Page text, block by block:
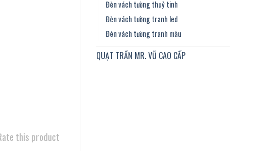
Đèn vách tường thuỷ tinh
Đèn vách tường tranh led
Đèn vách tường tranh màu
QUẠT TRẦN MR. VŨ CAO CẤP
this product